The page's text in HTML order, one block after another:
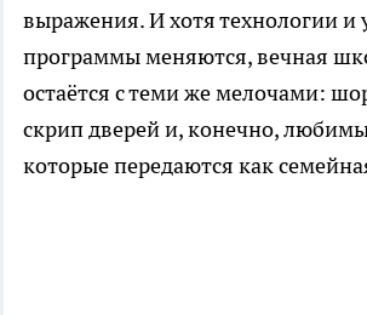
выражения. И хотя технологии и
программы меняются, вечная
остаётся с теми же мелочами:
скрип дверей и, конечно,
которые передаются как